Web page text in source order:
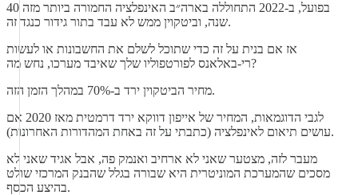
בפועל, ב-2022 התחוללה בארה״ב האינפלציה החמורה ביותר מזה 40
שנה, וביטקוין ממש לא עבד בתור גידור כנגד זה.
אז אם בנית על זה כדי שתוכל לשלם את החשבונות או לעשות
רי-באלאנס לפורטפוליו שלך שאיבד מערכו, נחש מה?
מחיר הביטקוין ירד ב-70% במהלך הזמן הזה.
לגבי הדוגמאות, המחיר של אייפון דווקא ירד דרמטית מאז 2020 אם
עושים תיאום לאינפלציה (כתבתי על זה באחת המהדורות האחרונות).
מעבר לזה, מצטער שאני לא ארחיב ואנמק פה, אבל אגיד שאני לא
מסכים שהמערכת המוניטרית היא שבורה בגלל שהבנק המרכזי שולט
בהיצע הכסף.